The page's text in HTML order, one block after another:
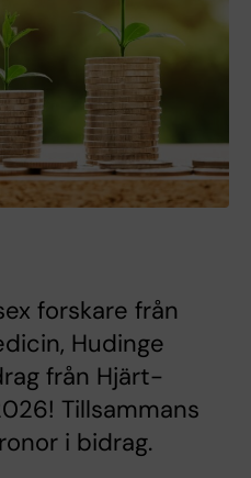
forskare från
Hudinge
från Hjärt-
Tillsammans
i bidrag.